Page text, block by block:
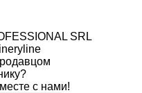
SRL
с нами!